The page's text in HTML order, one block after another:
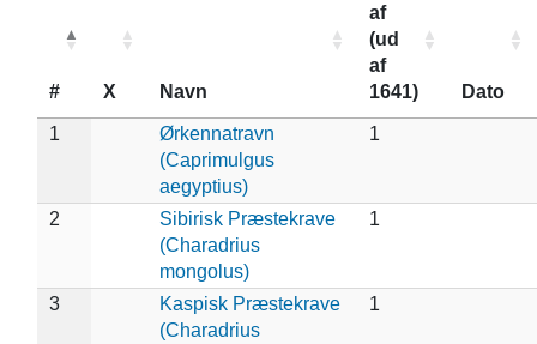
# X Navn
af
(ud
af
1641)
Dato
1
Ørkennatravn
(Caprimulgus
aegyptius)
1
2
Sibirisk Præstekrave
(Charadrius
mongolus)
1
3
Kaspisk Præstekrave
(Charadrius
1